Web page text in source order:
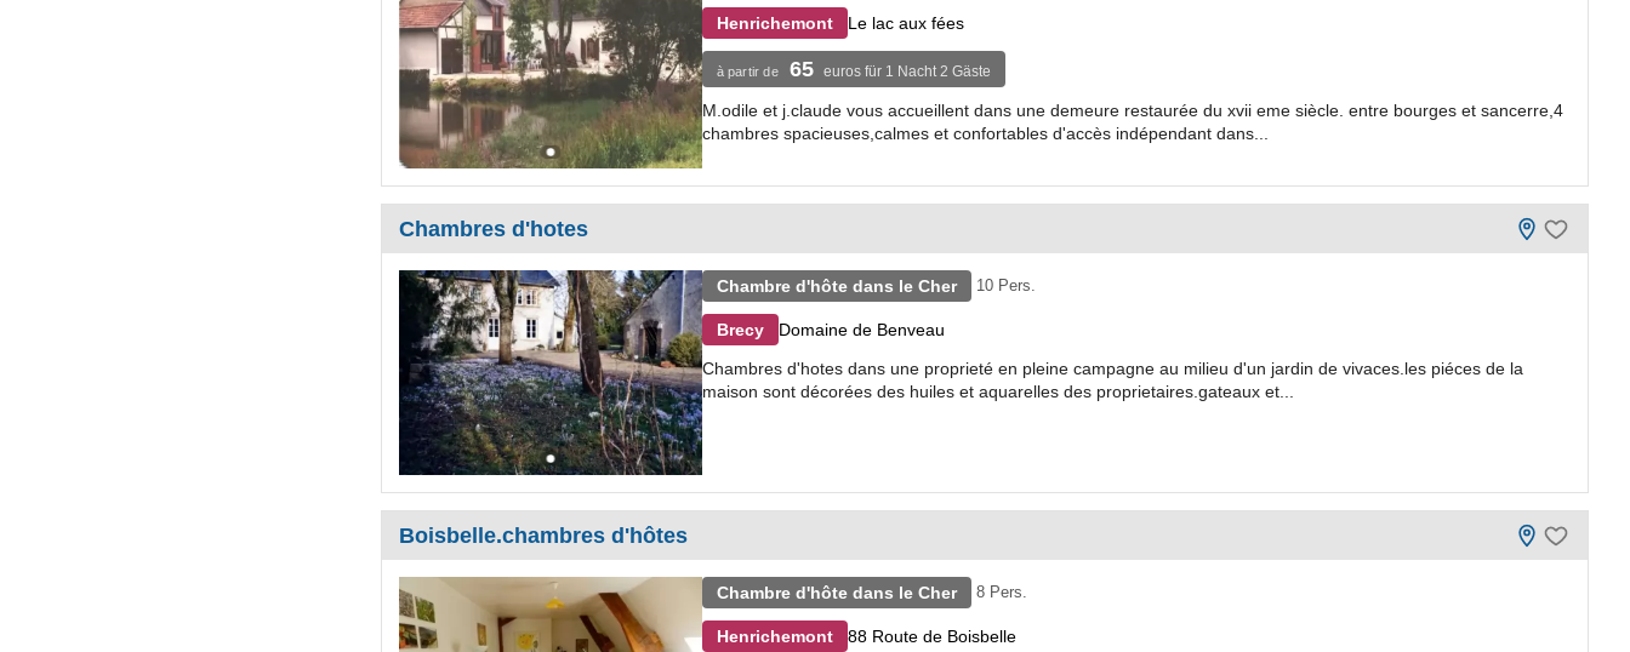
Henrichemont Le lac aux fées
à partir de 65 euros für 1 Nacht 2 Gäste
M.odile et j.claude vous accueillent dans une demeure restaurée du xvii eme siècle. entre bourges et sancerre,4
chambres spacieuses,calmes et confortables d'accès indépendant dans...
Chambres d'hotes
Chambre d'hôte dans le Cher 10 Pers.
Brecy Domaine de Benveau
Chambres d'hotes dans une proprieté en pleine campagne au milieu d'un jardin de vivaces.les piéces de la
maison sont décorées des huiles et aquarelles des proprietaires.gateaux et...
Boisbelle.chambres d'hôtes
Chambre d'hôte dans le Cher 8 Pers.
Henrichemont 88 Route de Boisbelle